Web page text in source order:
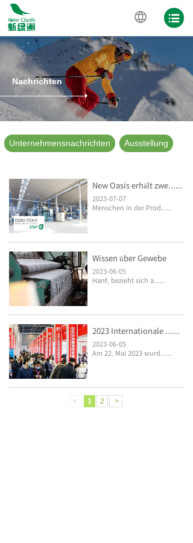
Nachrichten
Unternehmensnachrichten Ausstellung
New Oasis erhält zwe......
2023-07-07
Menschen in der Prod......
Wissen über Gewebe
2023-06-05
Hanf, bezieht sich a......
2023 Internationale ......
2023-06-05
Am 22. Mai 2023 wurd......
< 1 2 >